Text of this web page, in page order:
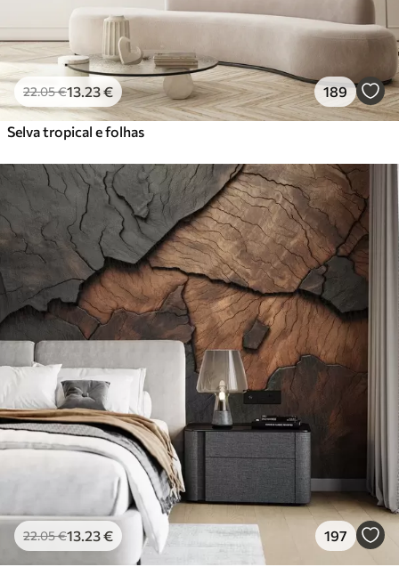
22.05€13 .23€ 189
Selva tropical e folhas
22.05€13 .23€ 197